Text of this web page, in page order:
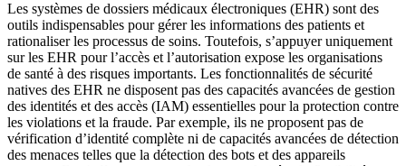
Les systèmes de dossiers médicaux électroniques (EHR) sont des
outils indispensables pour gérer les informations des patients et
rationaliser les processus de soins. Toutefois, s’appuyer uniquement
sur les EHR pour l’accès et l’autorisation expose les organisations
de santé à des risques importants. Les fonctionnalités de sécurité
natives des EHR ne disposent pas des capacités avancées de gestion
des identités et des accès (IAM) essentielles pour la protection contre
les violations et la fraude. Par exemple, ils ne proposent pas de
vérification d’identité complète ni de capacités avancées de détection
des menaces telles que la détection des bots et des appareils